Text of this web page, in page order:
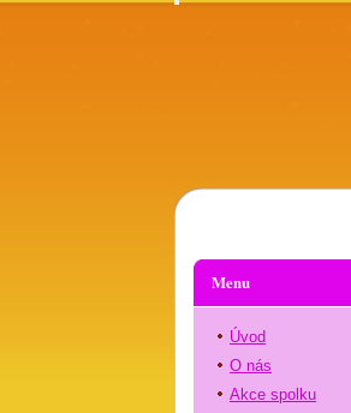
Menu
Úvod
O nás
Akce spolku